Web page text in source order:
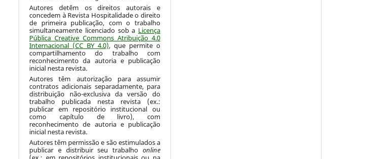
Autores detêm os direitos autorais e
concedem à Revista Hospitalidade o direito
de primeira publicação, com o trabalho
simultaneamente licenciado sob a Licença
Pública Creative Commons Atribuição 4.0
Internacional (CC BY 4.0), que permite o
compartilhamento do trabalho com
reconhecimento da autoria e publicação
inicial nesta revista.
Autores têm autorização para assumir
contratos adicionais separadamente, para
distribuição não-exclusiva da versão do
trabalho publicada nesta revista (ex.:
publicar em repositório institucional ou
como capítulo de livro), com
reconhecimento de autoria e publicação
inicial nesta revista.
Autores têm permissão e são estimulados a
publicar e distribuir seu trabalho online